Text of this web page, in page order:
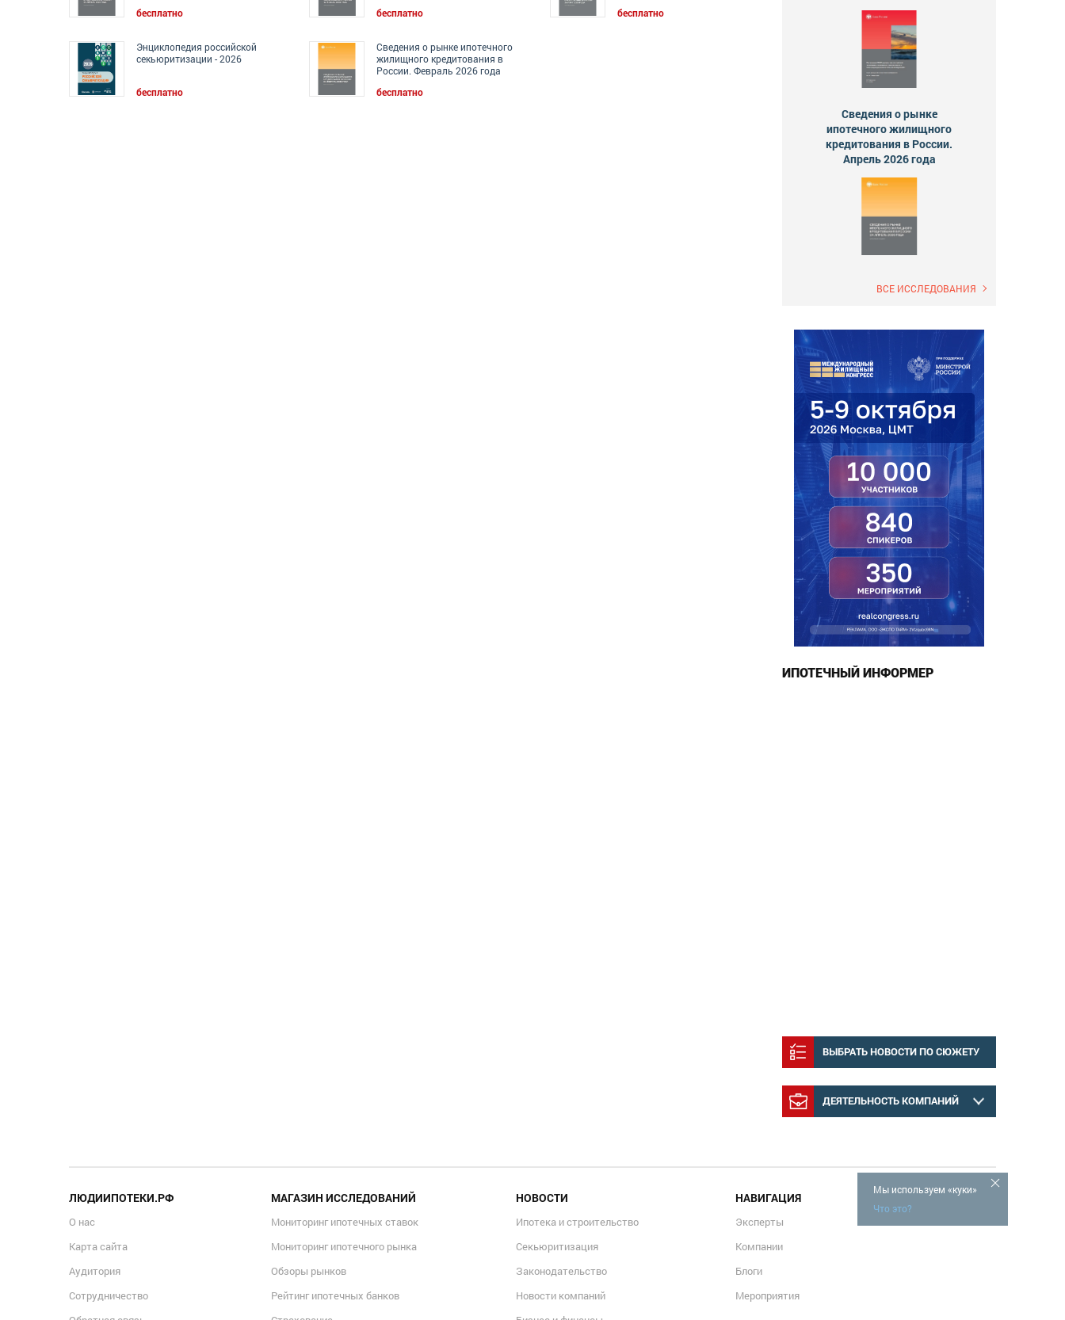
бесплатно
бесплатно
бесплатно
Энциклопедия российской
секьюритизации - 2026
бесплатно
Сведения о рынке ипотечного
жилищного кредитования в
России. Февраль 2026 года
бесплатно
Сведения о рынке
ипотечного жилищного
кредитования в России.
Апрель 2026 года
ВСЕ ИССЛЕДОВАНИЯ
ИПОТЕЧНЫЙ ИНФОРМЕР
ВЫБРАТЬ НОВОСТИ ПО СЮЖЕТУ
ДЕЯТЕЛЬНОСТЬ КОМПАНИЙ
Мы используем «куки»
Что это?
ЛЮДИИПОТЕКИ.РФ
О нас
Карта сайта
Аудитория
Сотрудничество
МАГАЗИН ИССЛЕДОВАНИЙ
Мониторинг ипотечных ставок
Мониторинг ипотечного рынка
Обзоры рынков
Рейтинг ипотечных банков
НОВОСТИ
Ипотека и строительство
Секьюритизация
Законодательство
Новости компаний
НАВИГАЦИЯ
Эксперты
Компании
Блоги
Мероприятия